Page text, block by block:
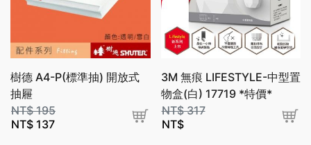
樹德 A4-P(標準抽) 開放式
抽屜
NT$195
NT$ 137
3M 無痕 LIFESTYLE-中型置
物盒(白) 17719 *特價*
NT$317
NT$